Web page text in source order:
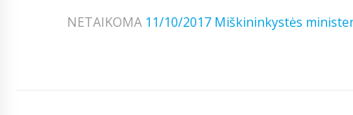
NETAIKOMA 11/10/2017 Miškininkystės